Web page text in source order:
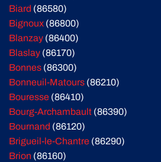
Biard (86580)
Bignoux (86800)
Blanzay (86400)
Blaslay (86170)
Bonnes (86300)
Bonneuil-Matours (86210)
Bouresse (86410)
Bourg-Archambault (86390)
Bournand (86120)
Brigueil-le-Chantre (86290)
Brion (86160)